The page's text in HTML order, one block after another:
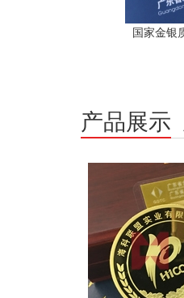
国家金银
产品展示